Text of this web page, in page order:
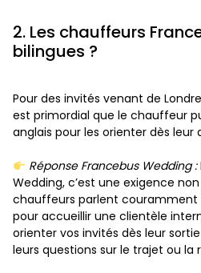
2. Les chauffeurs
bilingues ?
Pour des invités venant de
est primordial que le chauffeur
anglais pour les orienter dès leur
Réponse Francebus Wedding :
Wedding, c’est une exigence
chauffeurs parlent couramment
pour accueillir une clientèle
orienter vos invités dès leur
leurs questions sur le trajet ou la